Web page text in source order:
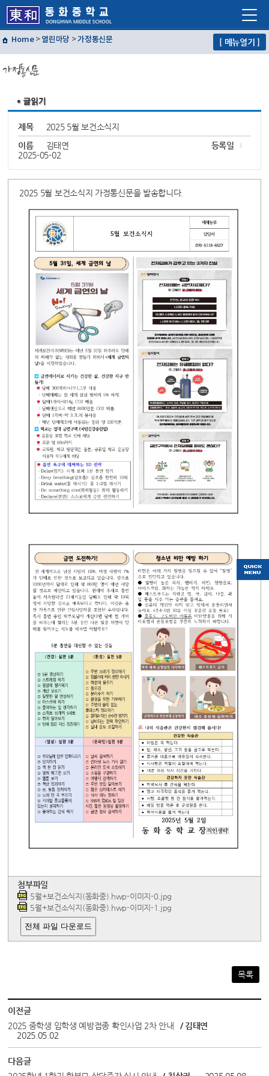
학교혁신
Home>열린마당 >가정통신문 [ 메뉴열기 ]
가정통신문
제목
2025 5월 보건소식지
이름
김태연
등록일
2025-05-02
2025 5월 보건소식지 가정통신문을 발송합니다.
첨부파일
5월+보건소식지(동화중).hwp-이미지-0.jpg
5월+보건소식지(동화중).hwp-이미지-1.jpg
전체 파일 다운로드
목록
이전글
2025 중학생 입학생 예방접종 확인사업 2차 안내
/ 김태연
2025.05.02
다음글